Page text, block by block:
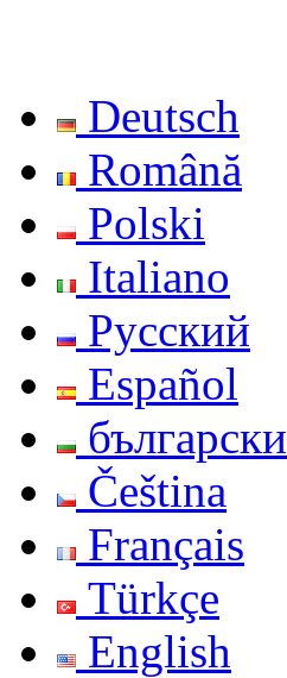
Deutsch
Română
Polski
Italiano
Русский
Español
български
Čeština
Français
Türkçe
English